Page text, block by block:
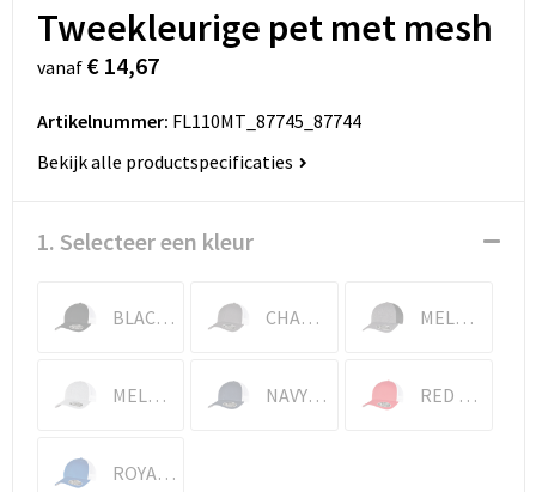
Tweekleurige pet met mesh
vanaf € 14,67
Artikelnummer: FL110MT_87745_87744
Bekijk alle productspecificaties
1. Selecteer een kleur
BLACK / WHITE CHARCOAL / WHITE MELANGE CHARCOAL / BLACK
MELANGE SILVER / WHITE NAVY / WHITE RED / WHITE
ROYAL / WHITE